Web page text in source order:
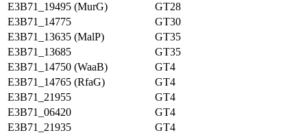
E3B71_19495 (MurG)
GT28
E3B71_14775
GT30
E3B71_13635 (MalP)
GT35
E3B71_13685
GT35
E3B71_14750 (WaaB)
GT4
E3B71_14765 (RfaG)
GT4
E3B71_21955
GT4
E3B71_06420
GT4
E3B71_21935
GT4